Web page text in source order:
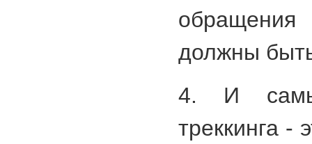
должны
4. И
треккинга -